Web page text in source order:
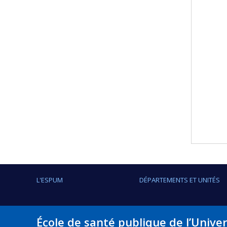
L'ESPUM DÉPARTEMENTS ET UNITÉS
École de santé publique de